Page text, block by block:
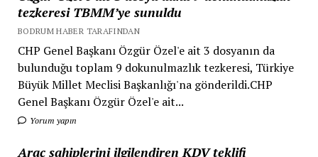
tezkeresi TBMM’ye sunuldu
BODRUM HABER TARAFINDAN
CHP Genel Başkanı Özgür Özel'e ait 3 dosyanın da
bulunduğu toplam 9 dokunulmazlık tezkeresi, Türkiye
Büyük Millet Meclisi Başkanlığı'na gönderildi.CHP
Genel Başkanı Özgür Özel'e ait...
Yorum yapın
Araç sahiplerini ilgilendiren KDV teklifi